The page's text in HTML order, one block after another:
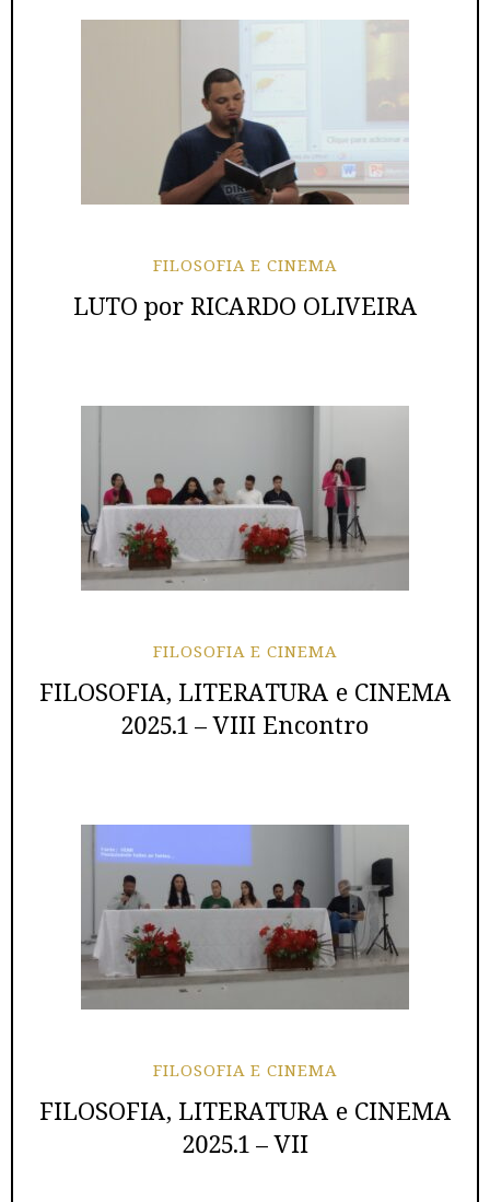
FILOSOFIA E CINEMA
LUTO por RICARDO OLIVEIRA
FILOSOFIA E CINEMA
FILOSOFIA, LITERATURA e CINEMA
2025.1 – VIII Encontro
FILOSOFIA E CINEMA
FILOSOFIA, LITERATURA e CINEMA
2025.1 – VII